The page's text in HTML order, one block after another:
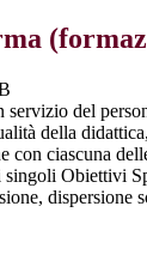
del
della
con ciascuna
singoli Obiettivi
dispersione